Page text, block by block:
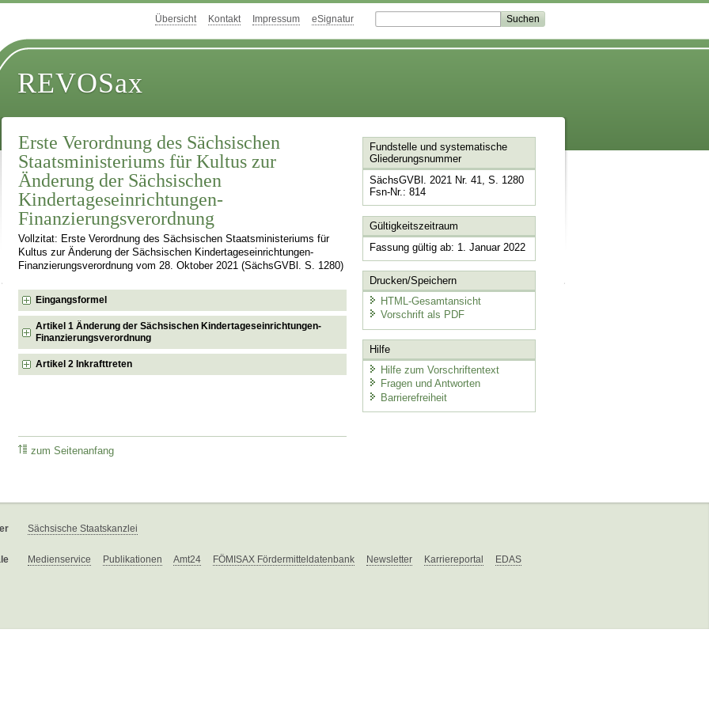
Übersicht Kontakt Impressum eSignatur
REVOSax
Erste Verordnung des Sächsischen
Staatsministeriums für Kultus zur
Änderung der Sächsischen
Kindertageseinrichtungen-
Finanzierungsverordnung
Vollzitat: Erste Verordnung des Sächsischen Staatsministeriums für
Kultus zur Änderung der Sächsischen Kindertageseinrichtungen-
Finanzierungsverordnung vom 28. Oktober 2021 (SächsGVBl. S. 1280)
Eingangsformel
Artikel 1 Änderung der Sächsischen Kindertageseinrichtungen-
Finanzierungsverordnung
Artikel 2 Inkrafttreten
zum Seitenanfang
Fundstelle und systematische
Gliederungsnummer
SächsGVBl. 2021 Nr. 41, S. 1280
Fsn-Nr.: 814
Gültigkeitszeitraum
Fassung gültig ab: 1. Januar 2022
Drucken/Speichern
HTML-Gesamtansicht
Vorschrift als PDF
Hilfe
Hilfe zum Vorschriftentext
Fragen und Antworten
Barrierefreiheit
Sächsische Staatskanzlei
Medienservice Publikationen Amt24 FÖMISAX Fördermitteldatenbank Newsletter Karriereportal EDAS